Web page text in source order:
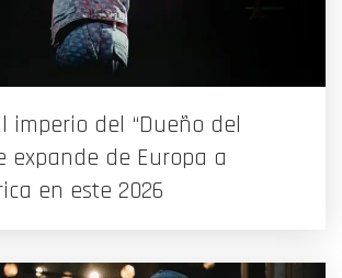
imperio del “Dueño del
expande de Europa a
en este 2026